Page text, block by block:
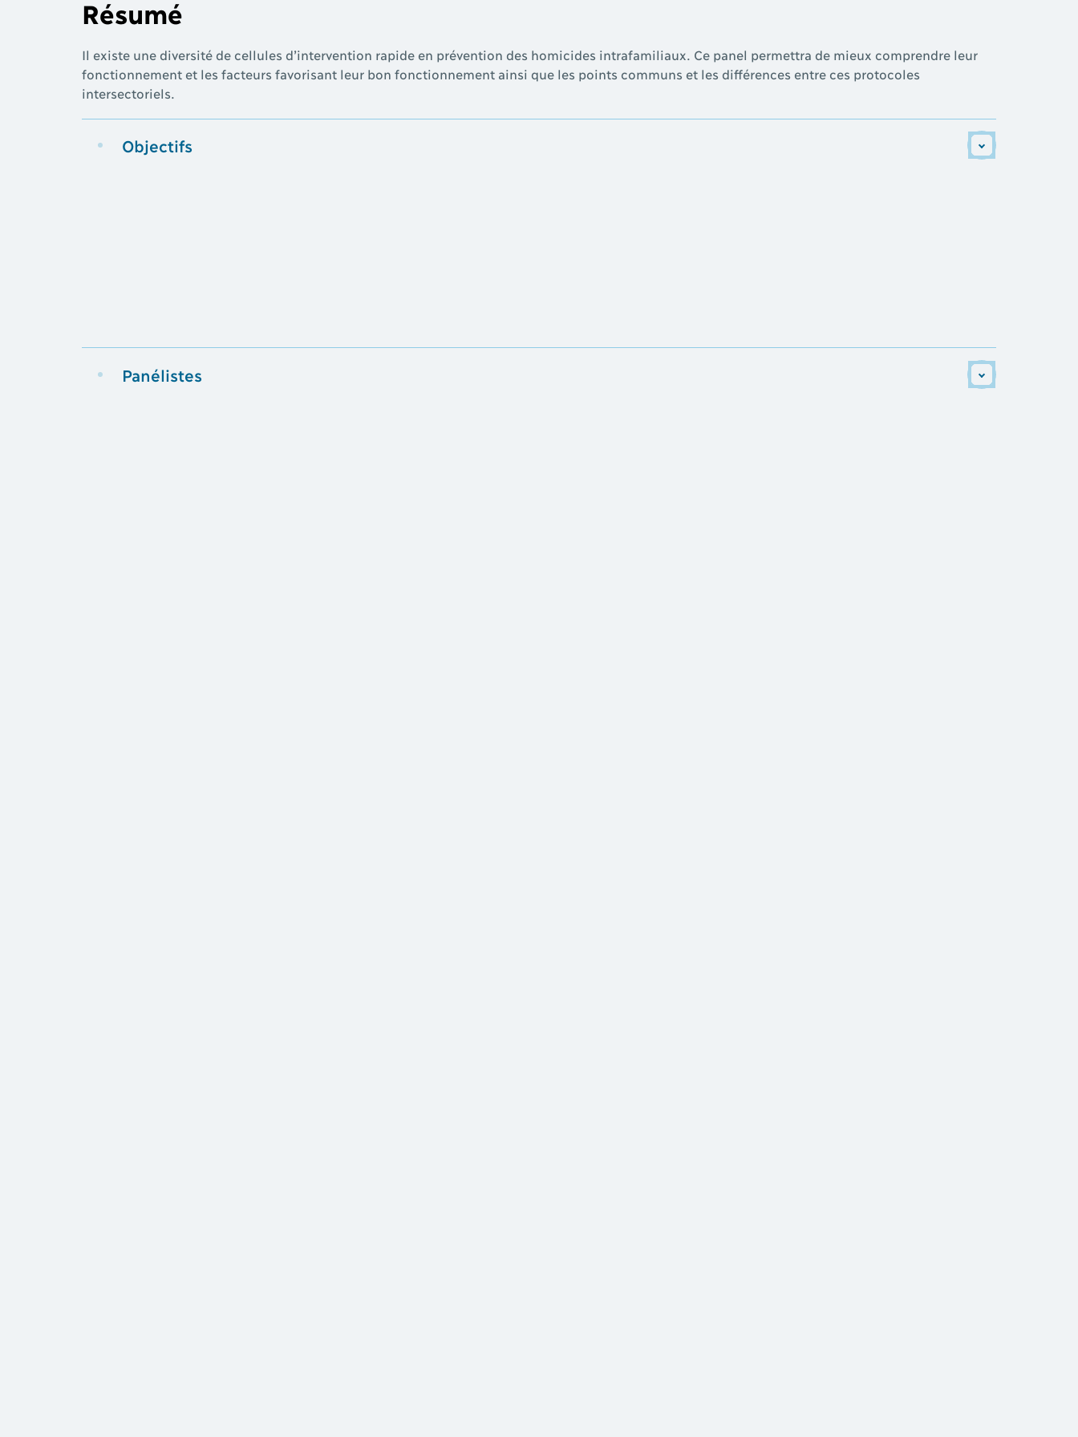
Résumé
Il existe une diversité de cellules d’intervention rapide en prévention des homicides intrafamiliaux. Ce panel permettra de mieux comprendre leur
fonctionnement et les facteurs favorisant leur bon fonctionnement ainsi que les points communs et les différences entre ces protocoles
intersectoriels.
Objectifs
Panélistes